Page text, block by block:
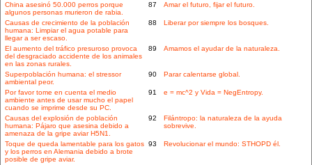
China asesinó 50.000 perros porque
algunos personas murieron de rabia.
87 Amar el futuro, fijar el futuro.
Causas de crecimiento de la población
humana: Limpiar el agua potable para
llegar a ser escaso.
88 Liberar por siempre los bosques.
El aumento del tráfico presuroso provoca
del desgraciado accidente de los animales
en las zonas rurales.
89 Amamos el ayudar de la naturaleza.
Superpoblación humana: el stressor
ambiental peor.
90 Parar calentarse global.
Por favor tome en cuenta el medio
ambiente antes de usar mucho el papel
cuando se imprime desde su PC.
91 e = mc^2 y Vida = NegEntropy.
Causas del explosión de población
humana: Pájaro que asesina debido a
amenaza de la gripe aviar H5N1.
92
Filántropo: la naturaleza de la ayuda
sobrevive.
Toque de queda lamentable para los gatos
y los perros en Alemania debido a brote
posible de gripe aviar.
93 Revolucionar el mundo: STHOPD él.